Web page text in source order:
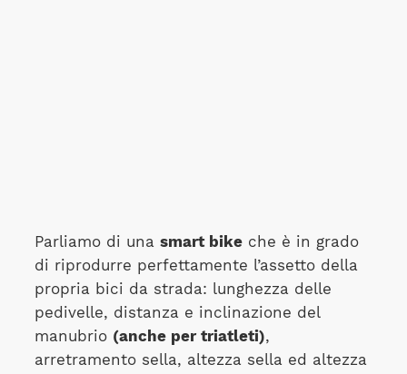
Parliamo di una smart bikeche è in grado
di riprodurre perfettamente l’assetto della
propria bici da strada: lunghezza delle
pedivelle, distanza e inclinazione del
manubrio (anche per triatleti),
arretramento sella, altezza sella ed altezza